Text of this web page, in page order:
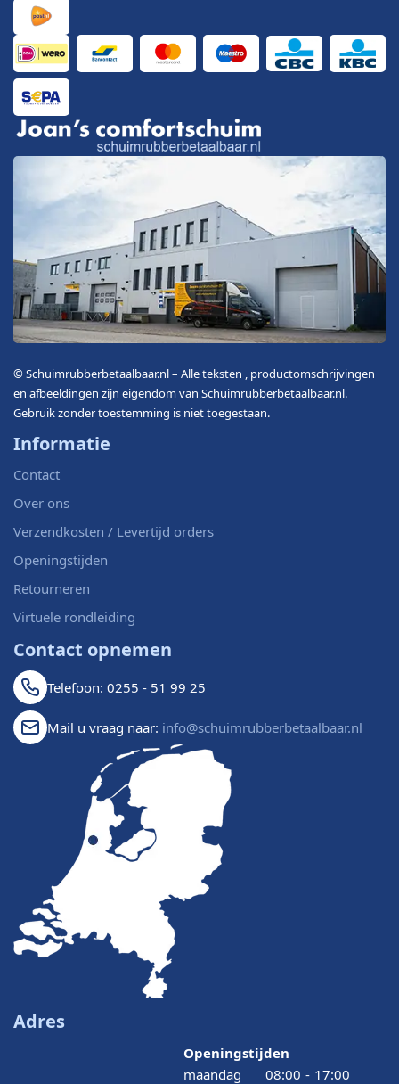
© Schuimrubberbetaalbaar.nl – Alle teksten , productomschrijvingen
en afbeeldingen zijn eigendom van Schuimrubberbetaalbaar.nl.
Gebruik zonder toestemming is niet toegestaan.
Informatie
Contact
Over ons
Verzendkosten / Levertijd orders
Openingstijden
Retourneren
Virtuele rondleiding
Contact opnemen
Telefoon: 0255 - 51 99 25
Mail u vraag naar: info@schuimrubberbetaalbaar.nl
Adres
Openingstijden
maandag
08:00 - 17:00